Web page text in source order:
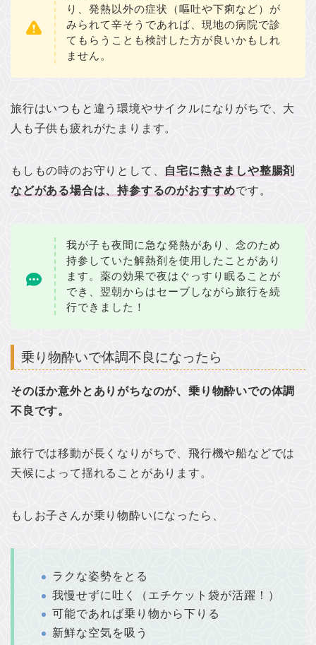
り、発熱以外の症状（嘔吐や下痢など）が
みられて辛そうであれば、現地の病院で診
てもらうことも検討した方が良いかもしれ
ません。
旅行はいつもと違う環境やサイクルになりがちで、大
人も子供も疲れがたまります。
もしもの時のお守りとして、 自宅に熱さましや整腸剤
などがある場合は、持参するのがおすすめです。
我が子も夜間に急な発熱があり、念のため
持参していた解熱剤を使用したことがあり
ます。薬の効果で夜はぐっすり眠ることが
でき、翌朝からはセーブしながら旅行を続
行できました！
乗り物酔いで体調不良になったら
そのほか意外とありがちなのが、乗り物酔いでの体調
不良です。
旅行では移動が長くなりがちで、飛行機や船などでは
天候によって揺れることがあります。
もしお子さんが乗り物酔いになったら、
ラクな姿勢をとる
我慢せずに吐く（エチケット袋が活躍！）
可能であれば乗り物から下りる
新鮮な空気を吸う